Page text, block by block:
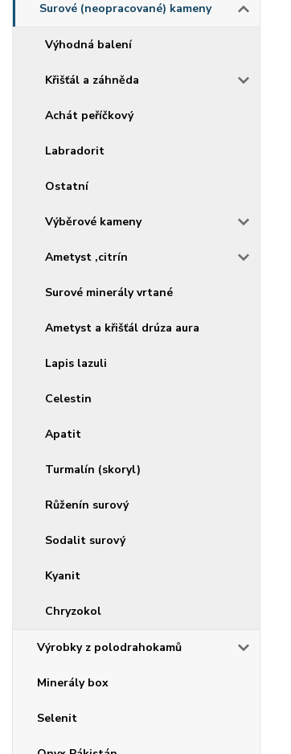
Surové (neopracované) kameny
Výhodná balení
Křišťál a záhněda
Achát peříčkový
Labradorit
Ostatní
Výběrové kameny
Ametyst ,citrín
Surové minerály vrtané
Ametyst a křišťál drúza aura
Lapis lazuli
Celestin
Apatit
Turmalín (skoryl)
Růženín surový
Sodalit surový
Kyanit
Chryzokol
Výrobky z polodrahokamů
Minerály box
Selenit